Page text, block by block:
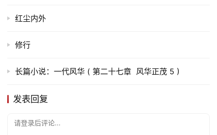
红尘内外
修行
长篇小说：一代风华 ( 第二十七章 风华正茂 5 )
发表回复
请登录后评论...